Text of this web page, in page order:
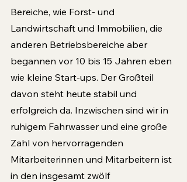
Bereiche, wie Forst- und
Landwirtschaft und Immobilien, die
anderen Betriebsbereiche aber
begannen vor 10 bis 15 Jahren eben
wie kleine Start-ups. Der Großteil
davon steht heute stabil und
erfolgreich da. Inzwischen sind wir in
ruhigem Fahrwasser und eine große
Zahl von hervorragenden
Mitarbeiterinnen und Mitarbeitern ist
in den insgesamt zwölf